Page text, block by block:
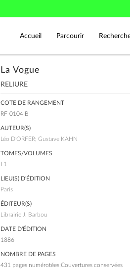
Accueil Parcourir
La Vogue
RELIURE
COTE DE RANGEMENT
RF-0104 B
AUTEUR(S)
Léo D'ORFER; Gustave KAHN
TOMES/VOLUMES
I 1
LIEU(S) D'ÉDITION
Paris
ÉDITEUR(S)
Librairie J. Barbou
DATE D'ÉDITION
1886
NOMBRE DE PAGES
431 pages numérotées;Couvertures conservées